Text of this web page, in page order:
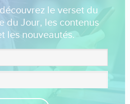
le verset du
du Jour, les contenus
les nouveautés.